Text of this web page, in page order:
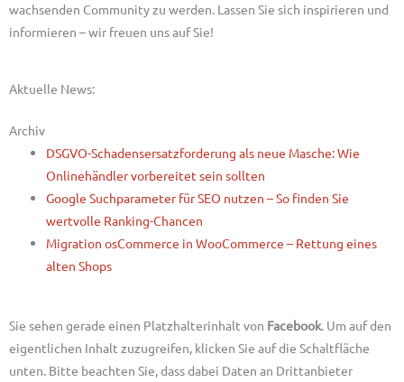
wachsenden Community zu werden. Lassen Sie sich inspirieren und
informieren – wir freuen uns auf Sie!
Aktuelle News:
Archiv
DSGVO-Schadensersatzforderung als neue Masche: Wie
Onlinehändler vorbereitet sein sollten
Google Suchparameter für SEO nutzen – So finden Sie
wertvolle Ranking-Chancen
Migration osCommerce in WooCommerce – Rettung eines
alten Shops
Sie sehen gerade einen Platzhalterinhalt von Facebook. Um auf den
eigentlichen Inhalt zuzugreifen, klicken Sie auf die Schaltfläche
unten. Bitte beachten Sie, dass dabei Daten an Drittanbieter